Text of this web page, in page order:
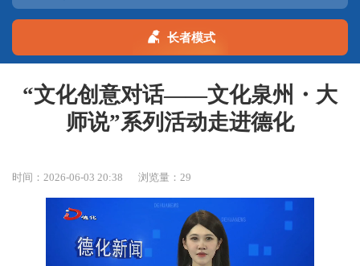
长者模式
“文化创意对话——文化泉州・大
师说”系列活动走进德化
时间：2026-06-03 20:38 浏览量：29